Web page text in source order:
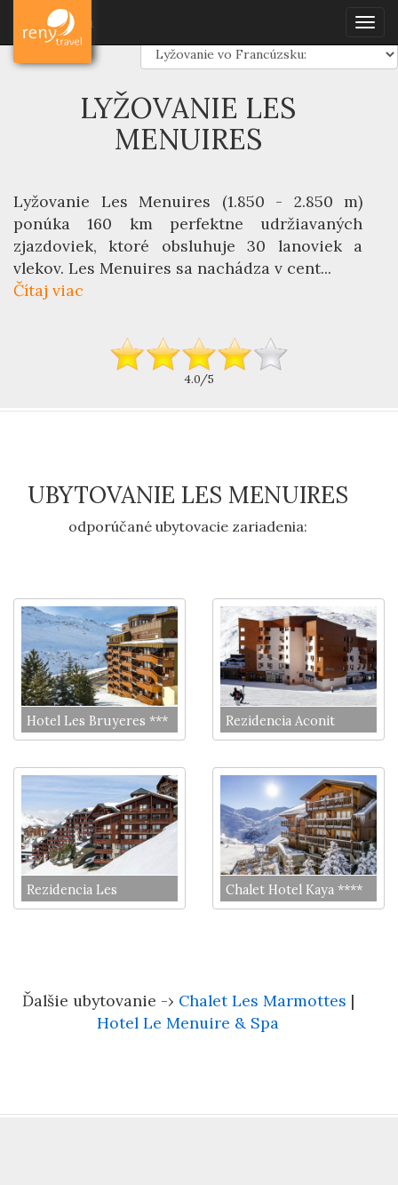
Dovolenka
LYŽOVANIE LES
MENUIRES
Lyžovanie Les Menuires (1.850 - 2.850 m)
ponúka 160 km perfektne udržiavaných
zjazdoviek, ktoré obsluhuje 30 lanoviek a
vlekov. Les Menuires sa nachádza v cent...
Čítaj viac
4.0/5
UBYTOVANIE LES MENUIRES
odporúčané ubytovacie zariadenia:
Hotel Les Bruyeres *** Rezidencia Aconit
Rezidencia Les
Valmonts
Chalet Hotel Kaya ****
Ďalšie ubytovanie -› Chalet Les Marmottes |
Hotel Le Menuire & Spa
Dovolenka